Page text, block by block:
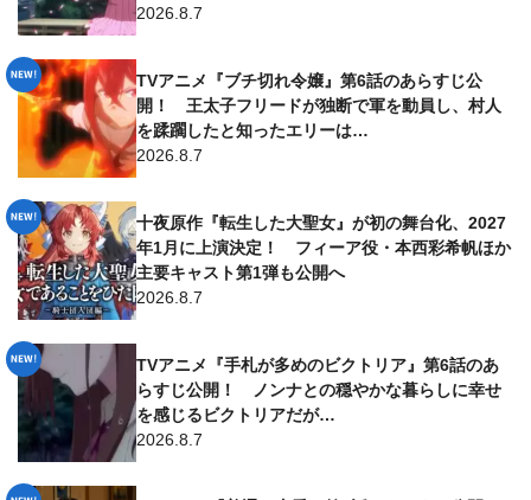
2026.8.7
TVアニメ『ブチ切れ令嬢』第6話のあらすじ公
開！ 王太子フリードが独断で軍を動員し、村人
を蹂躙したと知ったエリーは…
2026.8.7
十夜原作『転生した大聖女』が初の舞台化、2027
年1月に上演決定！ フィーア役・本西彩希帆ほか
主要キャスト第1弾も公開へ
2026.8.7
TVアニメ『手札が多めのビクトリア』第6話のあ
らすじ公開！ ノンナとの穏やかな暮らしに幸せ
を感じるビクトリアだが…
2026.8.7